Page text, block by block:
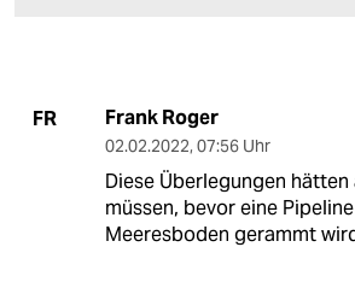
FR Frank Roger
02.02.2022, 07:56 Uhr
Diese Überlegungen
müssen, bevor eine
Meeresboden gerammt